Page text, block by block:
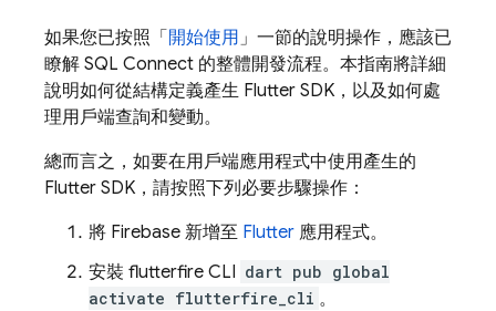
如果您已按照「 開始使用」一節的說明操作，應該已
瞭解 SQL Connect 的整體開發流程。本指南將詳細
說明如何從結構定義產生 Flutter SDK，以及如何處
理用戶端查詢和變動。
總而言之，如要在用戶端應用程式中使用產生的
Flutter SDK，請按照下列必要步驟操作：
將 Firebase 新增至 Flutter 應用程式。
安裝 flutterfire CLI dart pub global
activate flutterfire_cli 。